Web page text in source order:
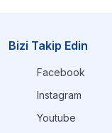
Bizi Takip Edin
Facebook
Instagram
Youtube